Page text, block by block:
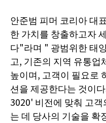
안준범 피머 코리아 대
한 가치를 창출하고자
다"라며 " 광범위한 태
고, 기존의 지역 유통업
높이며, 고객이 필요로
션을 제공한다는 것이
3020' 비전에 맞춰 고
는 데 당사의 기술을